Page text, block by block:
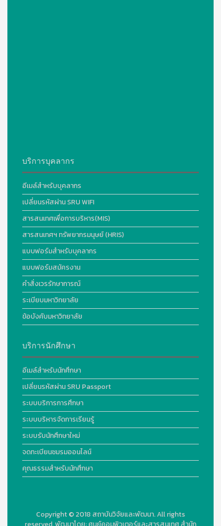
บริการบุคลากร
อีเมล์สำหรับบุคลากร
เปลี่ยนรหัสผ่าน SRU WIFI
สารสนเทศเพื่อการบริหาร(MIS)
สารสนเทศฯ ทรัพยากรมนุษย์ (HRIS)
แบบฟอร์มสำหรับบุคลากร
แบบฟอร์มสมัครงาน
คำสั่งเวรรักษาการณ์
ระเบียบมหาวิทยาลัย
ข้อบังคับมหาวิทยาลัย
บริการนักศึกษา
อีเมล์สำหรับนักศึกษา
เปลี่ยนรหัสผ่าน SRU Passport
ระบบบริการการศึกษา
ระบบบริหารจัดการเรียนรู้
ระบบรับนักศึกษาใหม่
จดทะเบียนชมรมออนไลน์
คุณธรรมสำหรับนักศึกษา
Copyright © 2018 สถาบันวิจัยและพัฒนา. All rights